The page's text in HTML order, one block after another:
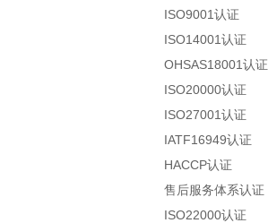
ISO9001认证
ISO14001认证
OHSAS18001认证
ISO20000认证
ISO27001认证
IATF16949认证
HACCP认证
售后服务体系认证
ISO22000认证